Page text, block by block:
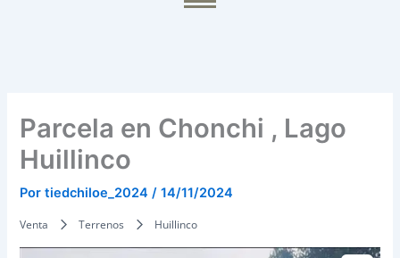
Parcela en Chonchi , Lago
Huillinco
Portiedchiloe_2024/14/11/2024
Venta Terrenos Huillinco